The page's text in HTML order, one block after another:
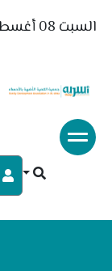
السبت 08 أغسطس 2026 / 25-صفر-1448